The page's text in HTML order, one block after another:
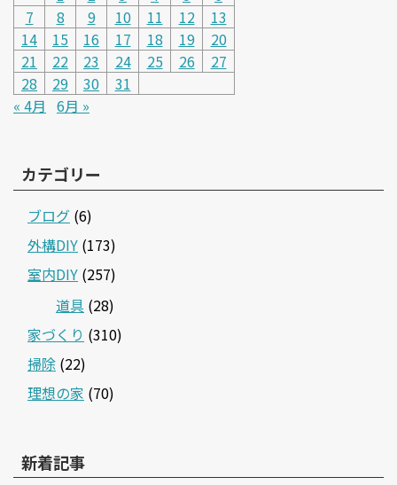
7
8 9 10 11 12
13
14
15 16 17 18 19
20
21
22 23 24 25 26
27
28
29 30
31
« 4月 6月 »
カテゴリー
ブログ (6)
外構DIY (173)
室内DIY (257)
道具 (28)
家づくり (310)
掃除 (22)
理想の家 (70)
新着記事